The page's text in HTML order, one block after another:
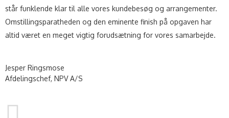
står funklende klar til alle vores kundebesøg og arrangementer.
Omstillingsparatheden og den eminente finish på opgaven har
altid været en meget vigtig forudsætning for vores samarbejde.
Jesper Ringsmose
Afdelingschef, NPV A/S